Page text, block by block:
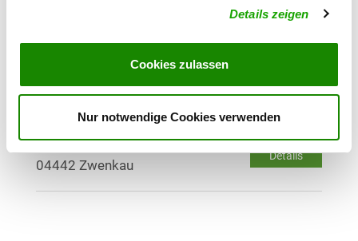
Details zeigen
Cookies zulassen
Nur notwendige Cookies verwenden
OG - Zwenkau
Details
Eythräer Weg
04442 Zwenkau